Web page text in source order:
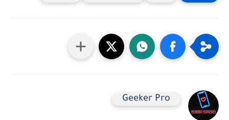
Geeker Pro